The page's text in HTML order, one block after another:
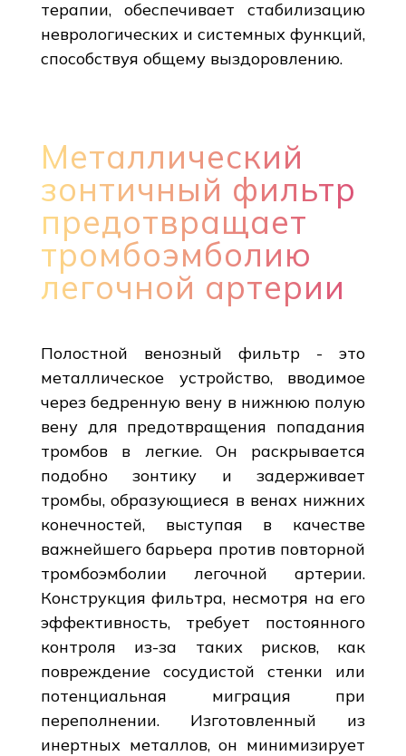
терапии, обеспечивает стабилизацию
неврологических и системных функций,
способствуя общему выздоровлению.
Металлический
зонтичный фильтр
предотвращает
тромбоэмболию
легочной артерии
Полостной венозный фильтр - это
металлическое устройство, вводимое
через бедренную вену в нижнюю полую
вену для предотвращения попадания
тромбов в легкие. Он раскрывается
подобно зонтику и задерживает
тромбы, образующиеся в венах нижних
конечностей, выступая в качестве
важнейшего барьера против повторной
тромбоэмболии легочной артерии.
Конструкция фильтра, несмотря на его
эффективность, требует постоянного
контроля из-за таких рисков, как
повреждение сосудистой стенки или
потенциальная миграция при
переполнении. Изготовленный из
инертных металлов, он минимизирует